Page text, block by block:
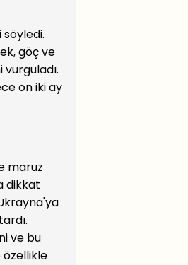
söyledi.
göç ve
on iki ay
maruz
dikkat
ve bu